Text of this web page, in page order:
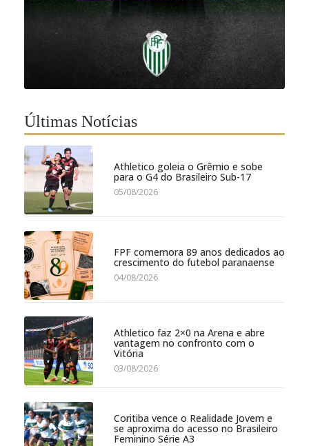
Últimas Notícias
Athletico goleia o Grêmio e sobe
para o G4 do Brasileiro Sub-17
05/08/2026
FPF comemora 89 anos dedicados ao
crescimento do futebol paranaense
04/08/2026
Athletico faz 2×0 na Arena e abre
vantagem no confronto com o
Vitória
03/08/2026
Coritiba vence o Realidade Jovem e
se aproxima do acesso no Brasileiro
Feminino Série A3